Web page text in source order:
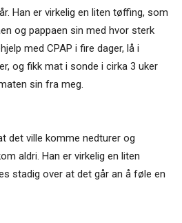
Han er virkelig en liten tøffing, som
og pappaen sin med hvor sterk
med CPAP i fire dager, lå i
og fikk mat i sonde i cirka 3 uker
sin fra meg.
det ville komme nedturer og
aldri. Han er virkelig en liten
stadig over at det går an å føle en